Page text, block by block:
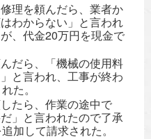
理を頼んだら、業者か
わからない」と言われ
、代金20万円を現金で
だら、「機械の使用料
と言われ、工事が終わ
た。
たら、作業の途中で
」と言われたので了承
加して請求された。